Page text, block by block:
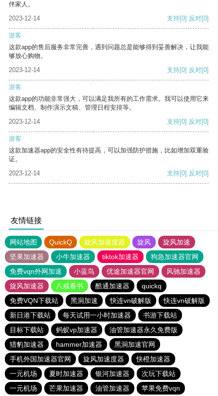
伴家人。
2023-12-14
支持[0] 反对[0]
游客
这款app的售后服务非常完善，遇到问题总是能够得到妥善解决，让我能
够放心购物。
2023-12-14
支持[0] 反对[0]
游客
这款app的功能非常强大，可以满足我所有的工作需求。我可以使用它来
编辑文档、制作演示文稿、管理日程安排等。
2023-12-14
支持[0] 反对[0]
游客
这款加速器app的安全性有待提高，可以加强防护措施，比如增加双重验
证。
2023-12-14
支持[0] 反对[0]
友情链接
网站地图 QuickQ 旋风加速度器 旋风
旋风加速
坚果加速器
小牛加速器 tiktok加速器
狗急加速器官网
免费vqn外网加速
小蓝鸟 优途加速器官网
风驰加速器
旋风加速器
八戒看书 酷通加速器
quickq
免费VQN下载站
黑洞加速 快连vn破解版
快连vn破解版
新日港下载站
每天试用一小时加速器
书游下载站
目标下载站
蚂蚁vp加速器
油管加速器永久免费版
猎豹加速器
hammer加速器
黑洞加速官网
手机外国加速器官网
旋风加速度器
快橙加速器
一元机场
夏时加速器 银河加速器
次玩下载站
一元机场
芒果加速器 油管加速器 苹果免费vqn